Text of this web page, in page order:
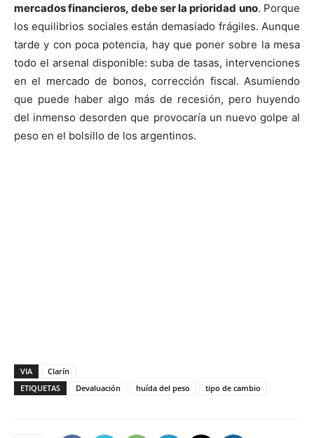
mercados financieros, debe ser la prioridad uno. Porque
los equilibrios sociales están demasiado frágiles. Aunque
tarde y con poca potencia, hay que poner sobre la mesa
todo el arsenal disponible: suba de tasas, intervenciones
en el mercado de bonos, corrección fiscal. Asumiendo
que puede haber algo más de recesión, pero huyendo
del inmenso desorden que provocaría un nuevo golpe al
peso en el bolsillo de los argentinos.
VIA
Clarín
ETIQUETAS
Devaluación huída del peso tipo de cambio